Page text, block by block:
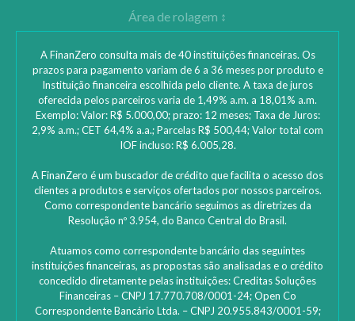
A FinanZero consulta mais de 40 instituições financeiras. Os
prazos para pagamento variam de 6 a 36 meses por produto e
Instituição financeira escolhida pelo cliente. A taxa de juros
oferecida pelos parceiros varia de 1,49% a.m. a 18,01% a.m.
Exemplo: Valor: R$ 5.000,00; prazo: 12 meses; Taxa de Juros:
2,9% a.m.; CET 64,4% a.a.; Parcelas R$ 500,44; Valor total com
IOF incluso: R$ 6.005,28.
A FinanZero é um buscador de crédito que facilita o acesso dos
clientes a produtos e serviços ofertados por nossos parceiros.
Como correspondente bancário seguimos as diretrizes da
Resolução nº 3.954, do Banco Central do Brasil.
Atuamos como correspondente bancário das seguintes
instituições financeiras, as propostas são analisadas e o crédito
concedido diretamente pelas instituições: ‎Creditas Soluções
Financeiras – CNPJ 17.770.708/0001-24; Open Co
Correspondente Bancário Ltda. – CNPJ 20.955.843/0001-59;